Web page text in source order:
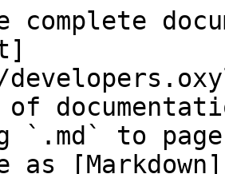
complete
`.md` to
as [Markdown]